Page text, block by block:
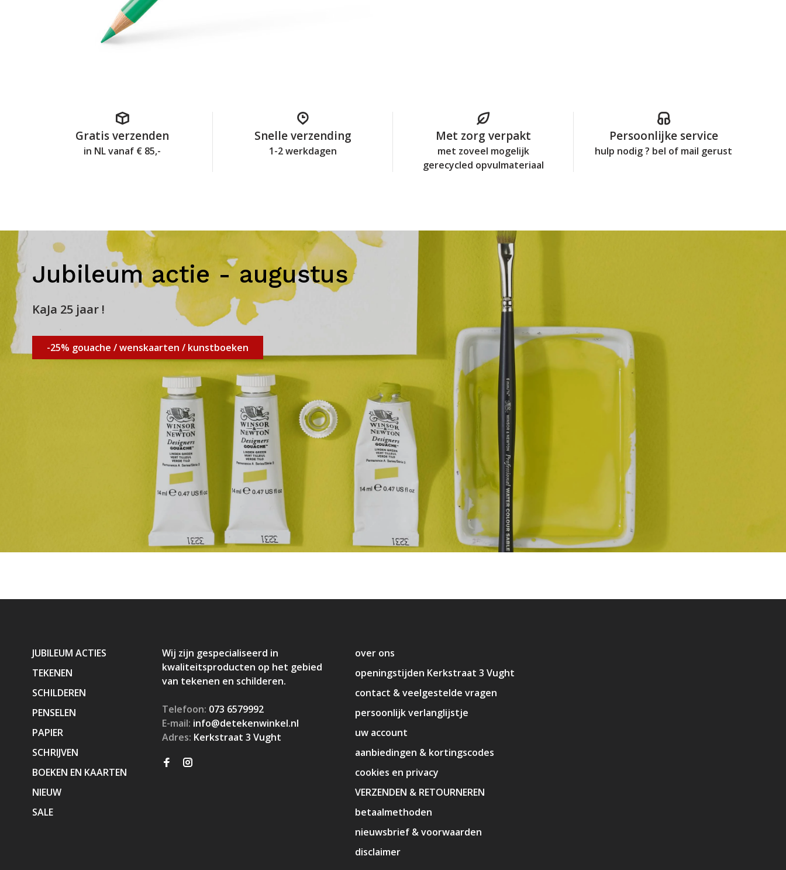
Gratis verzenden
in NL vanaf € 85,-
Snelle verzending
1-2 werkdagen
Met zorg verpakt
met zoveel mogelijk
gerecycled opvulmateriaal
Persoonlijke service
hulp nodig ? bel of mail gerust
Jubileum actie - augustus
KaJa 25 jaar !
-25% gouache / wenskaarten / kunstboeken
JUBILEUM ACTIES
TEKENEN
SCHILDEREN
PENSELEN
PAPIER
SCHRIJVEN
BOEKEN EN KAARTEN
NIEUW
SALE
Wij zijn gespecialiseerd in
kwaliteitsproducten op het gebied
van tekenen en schilderen.
Telefoon: 073 6579992
E-mail: info@detekenwinkel.nl
Adres: Kerkstraat 3 Vught
over ons
openingstijden Kerkstraat 3 Vught
contact & veelgestelde vragen
persoonlijk verlanglijstje
uw account
aanbiedingen & kortingscodes
cookies en privacy
VERZENDEN & RETOURNEREN
betaalmethoden
nieuwsbrief & voorwaarden
disclaimer